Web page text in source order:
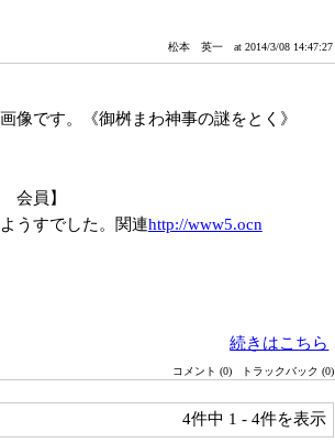
松本 英一 at 2014/3/08 14:47:27
像です。《御桝まわ神事の謎をとく》
会員】
うすでした。関連http://www5.ocn
続きはこちら
コメント (0) トラックバック (0)
4件中 1 - 4件を表示